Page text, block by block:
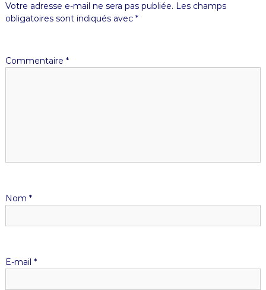
Votre adresse e-mail ne sera pas publiée. Les champs
obligatoires sont indiqués avec *
Commentaire *
Nom *
E-mail *